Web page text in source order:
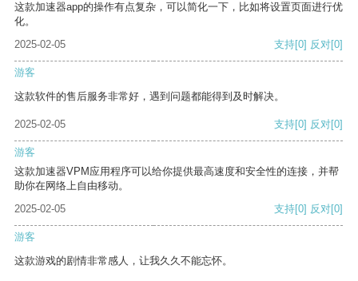
这款加速器app的操作有点复杂，可以简化一下，比如将设置页面进行优
化。
2025-02-05
支持[0] 反对[0]
游客
这款软件的售后服务非常好，遇到问题都能得到及时解决。
2025-02-05 支持[0] 反对[0]
游客
这款加速器VPM应用程序可以给你提供最高速度和安全性的连接，并帮
助你在网络上自由移动。
2025-02-05
支持[0] 反对[0]
游客
这款游戏的剧情非常感人，让我久久不能忘怀。